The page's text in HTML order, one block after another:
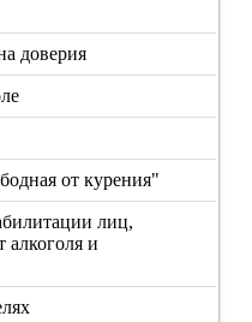
доверия
от курения"
лиц,
алкоголя и